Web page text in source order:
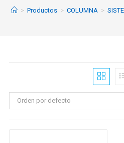
> Productos > COLUMNA >
Orden por defecto